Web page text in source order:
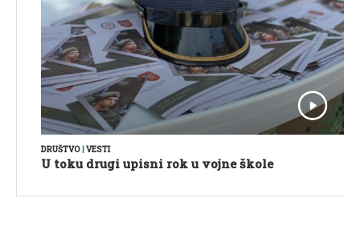
DRUŠTVO VESTI
U toku drugi upisni rok u vojne škole